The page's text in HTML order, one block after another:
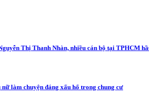
Thị Thanh Nhàn, nhiều cán bộ tại TPHCM
làm chuyện đáng xấu hổ trong chung cư